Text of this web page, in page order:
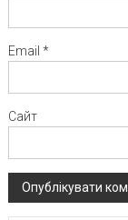
Email *
Сайт